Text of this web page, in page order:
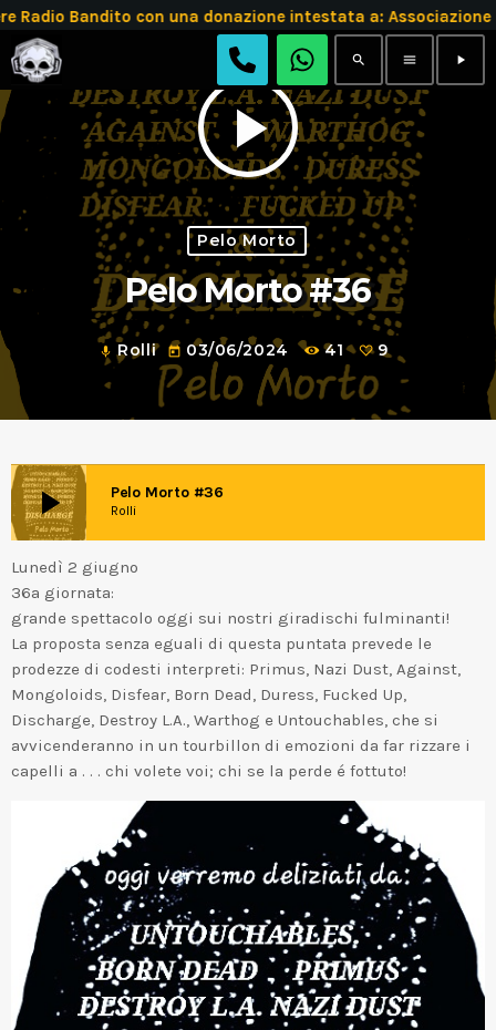
Bandito con una donazione intestata a: Associazione
search menu play_arrow
play_arrow
Pelo Morto
Pelo Morto #36
mic Rolli today 03/06/2024 41 9
play_arrow Pelo Morto #36
Rolli
Lunedì 2 giugno
36a giornata:
grande spettacolo oggi sui nostri giradischi fulminanti!
La proposta senza eguali di questa puntata prevede le
prodezze di codesti interpreti: Primus, Nazi Dust, Against,
Mongoloids, Disfear, Born Dead, Duress, Fucked Up,
Discharge, Destroy L.A., Warthog e Untouchables, che si
avvicenderanno in un tourbillon di emozioni da far rizzare i
capelli a . . . chi volete voi; chi se la perde é fottuto!